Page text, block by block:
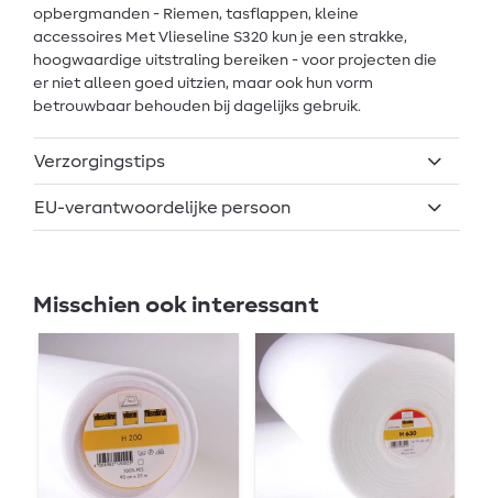
opbergmanden - Riemen, tasflappen, kleine
accessoires Met Vlieseline S320 kun je een strakke,
hoogwaardige uitstraling bereiken - voor projecten die
er niet alleen goed uitzien, maar ook hun vorm
betrouwbaar behouden bij dagelijks gebruik.
Verzorgingstips
EU-verantwoordelijke persoon
Misschien ook interessant